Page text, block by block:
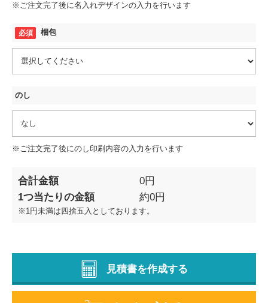
※ご注文完了後に名入れデザインの入力を行います
梱包
のし
※ご注文完了後にのし印刷内容の入力を行います
合計金額 0円
1つ当たりの金額
約0円
※1円未満は四捨五入としております。
見積書を作成する